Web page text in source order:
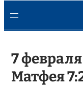
7
Матфея